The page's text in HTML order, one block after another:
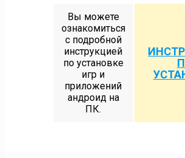
Вы можете
ознакомиться
с подробной
инструкцией
по установке
игр и
приложений
андроид на
ПК.